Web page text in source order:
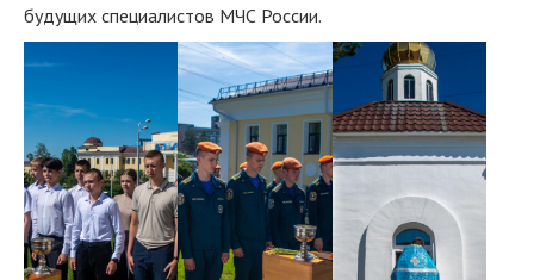
будущих специалистов МЧС России.